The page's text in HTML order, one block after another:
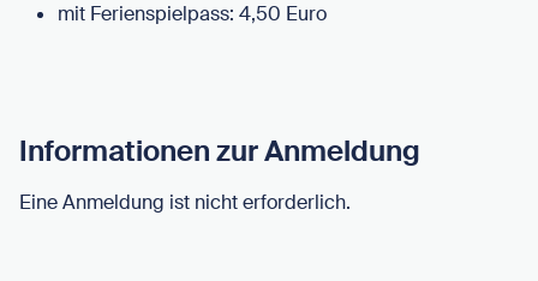
mit Ferienspielpass: 4,50 Euro
Informationen zur Anmeldung
Eine Anmeldung ist nicht erforderlich.